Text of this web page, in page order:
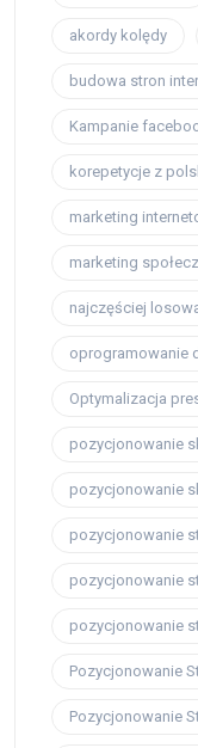
akordy kolędy
budowa stron
Kampanie
korepetycje z
marketing
marketing
najczęściej
oprogramowanie
Optymalizacja
pozycjonowanie
pozycjonowanie
pozycjonowanie
pozycjonowanie
pozycjonowanie
Pozycjonowanie
Pozycjonowanie